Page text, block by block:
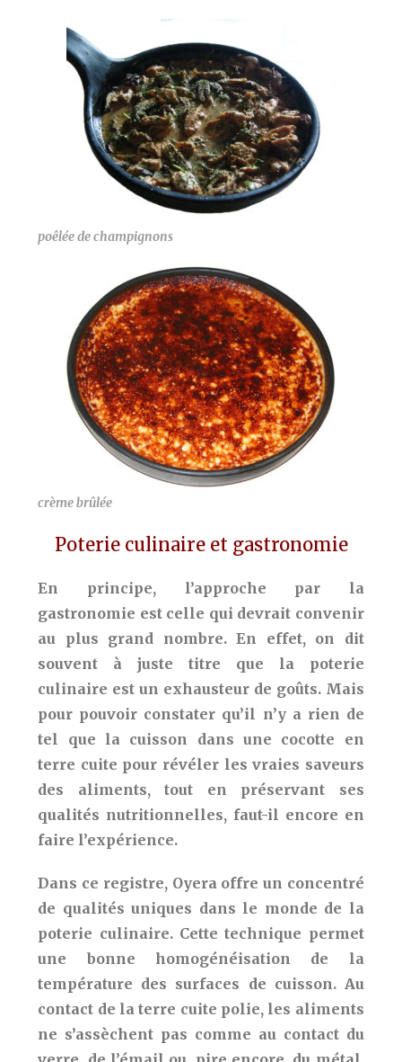
poêlée de champignons
crème brûlée
Poterie culinaire et gastronomie
En principe, l’approche par la
gastronomie est celle qui devrait convenir
au plus grand nombre. En effet, on dit
souvent à juste titre que la poterie
culinaire est un exhausteur de goûts. Mais
pour pouvoir constater qu’il n’y a rien de
tel que la cuisson dans une cocotte en
terre cuite pour révéler les vraies saveurs
des aliments, tout en préservant ses
qualités nutritionnelles, faut-il encore en
faire l’expérience.
Dans ce registre, Oyera offre un concentré
de qualités uniques dans le monde de la
poterie culinaire. Cette technique permet
une bonne homogénéisation de la
température des surfaces de cuisson. Au
contact de la terre cuite polie, les aliments
ne s’assèchent pas comme au contact du